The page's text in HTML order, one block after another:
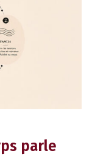
parle